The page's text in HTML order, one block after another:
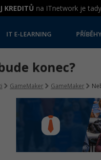
KREDITŮ na ITnetwork je
IT E-LEARNING
konec?
GameMaker GameMaker